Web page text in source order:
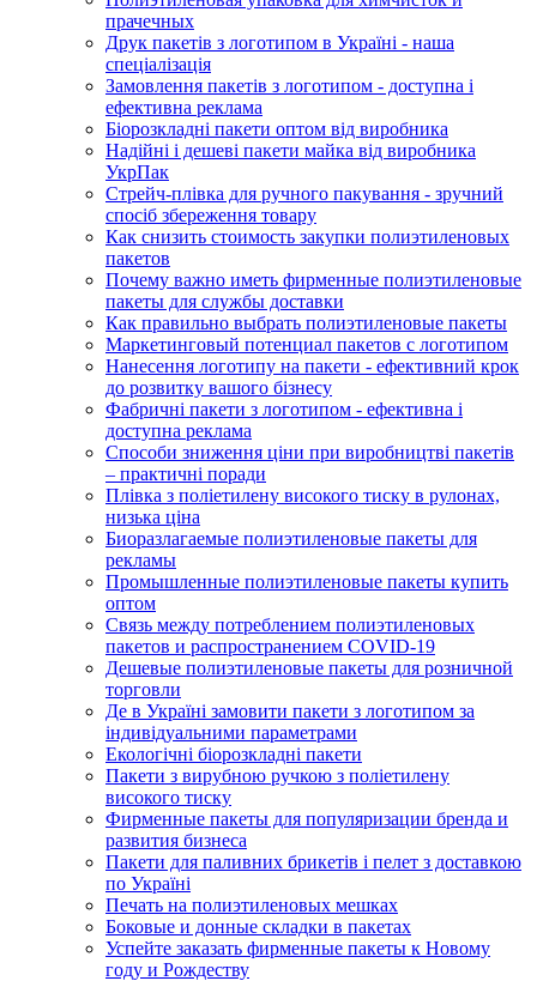
прачечных
Друк пакетів з логотипом в Україні - наша
спеціалізація
Замовлення пакетів з логотипом - доступна і
ефективна реклама
Біорозкладні пакети оптом від виробника
Надійні і дешеві пакети майка від виробника
УкрПак
Стрейч-плівка для ручного пакування - зручний
спосіб збереження товару
Как снизить стоимость закупки полиэтиленовых
пакетов
Почему важно иметь фирменные полиэтиленовые
пакеты для службы доставки
Как правильно выбрать полиэтиленовые пакеты
Маркетинговый потенциал пакетов с логотипом
Нанесення логотипу на пакети - ефективний крок
до розвитку вашого бізнесу
Фабричні пакети з логотипом - ефективна і
доступна реклама
Способи зниження ціни при виробництві пакетів
– практичні поради
Плівка з поліетилену високого тиску в рулонах,
низька ціна
Биоразлагаемые полиэтиленовые пакеты для
рекламы
Промышленные полиэтиленовые пакеты купить
оптом
Связь между потреблением полиэтиленовых
пакетов и распространением COVID-19
Дешевые полиэтиленовые пакеты для розничной
торговли
Де в Україні замовити пакети з логотипом за
індивідуальними параметрами
Екологічні біорозкладні пакети
Пакети з вирубною ручкою з поліетилену
високого тиску
Фирменные пакеты для популяризации бренда и
развития бизнеса
Пакети для паливних брикетів і пелет з доставкою
по Україні
Печать на полиэтиленовых мешках
Боковые и донные складки в пакетах
Успейте заказать фирменные пакеты к Новому
году и Рождеству